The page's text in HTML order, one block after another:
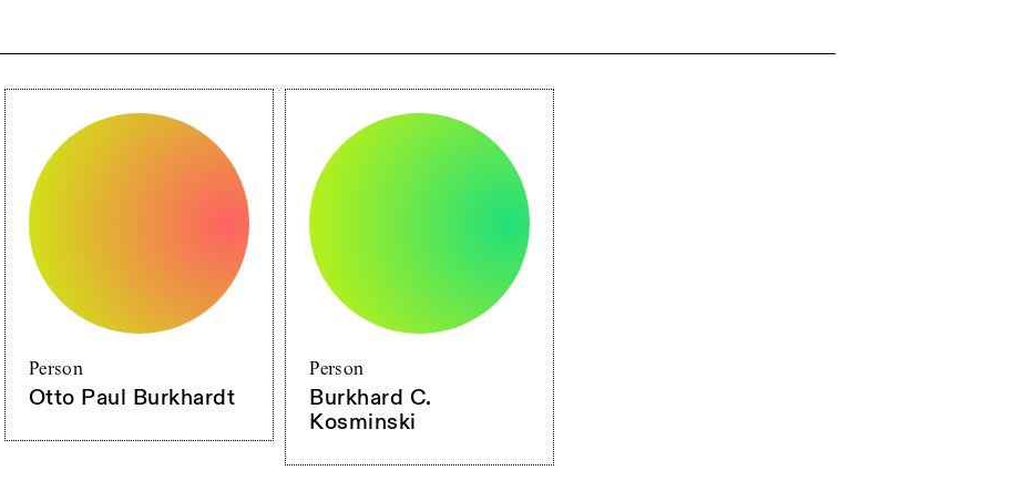
Person
Otto Paul Burkhardt
Person
Burkhard C.
Kosminski